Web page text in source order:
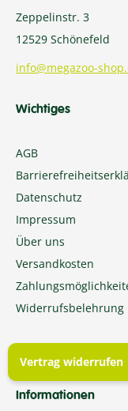
Zeppelinstr. 3
12529 Schönefeld
info@megazoo-
Wichtiges
AGB
Datenschutz
Impressum
Über uns
Versandkosten
Widerrufsbelehrung
Vertrag widerrufen
Informationen